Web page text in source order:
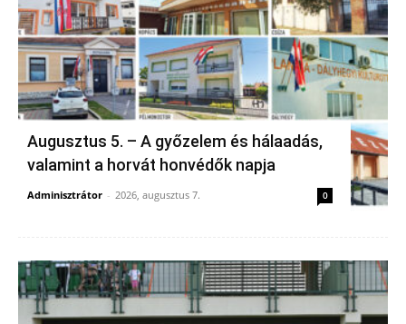
Augusztus 5. – A győzelem és hálaadás,
valamint a horvát honvédők napja
Adminisztrátor - 2026, augusztus 7. 0